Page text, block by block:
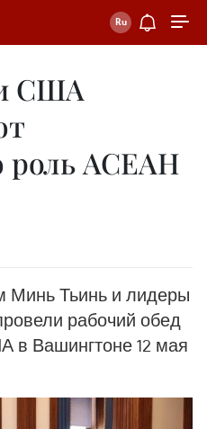
США
роль АСЕАН
Минь Тьинь и лидеры
рабочий обед
в Вашингтоне 12 мая